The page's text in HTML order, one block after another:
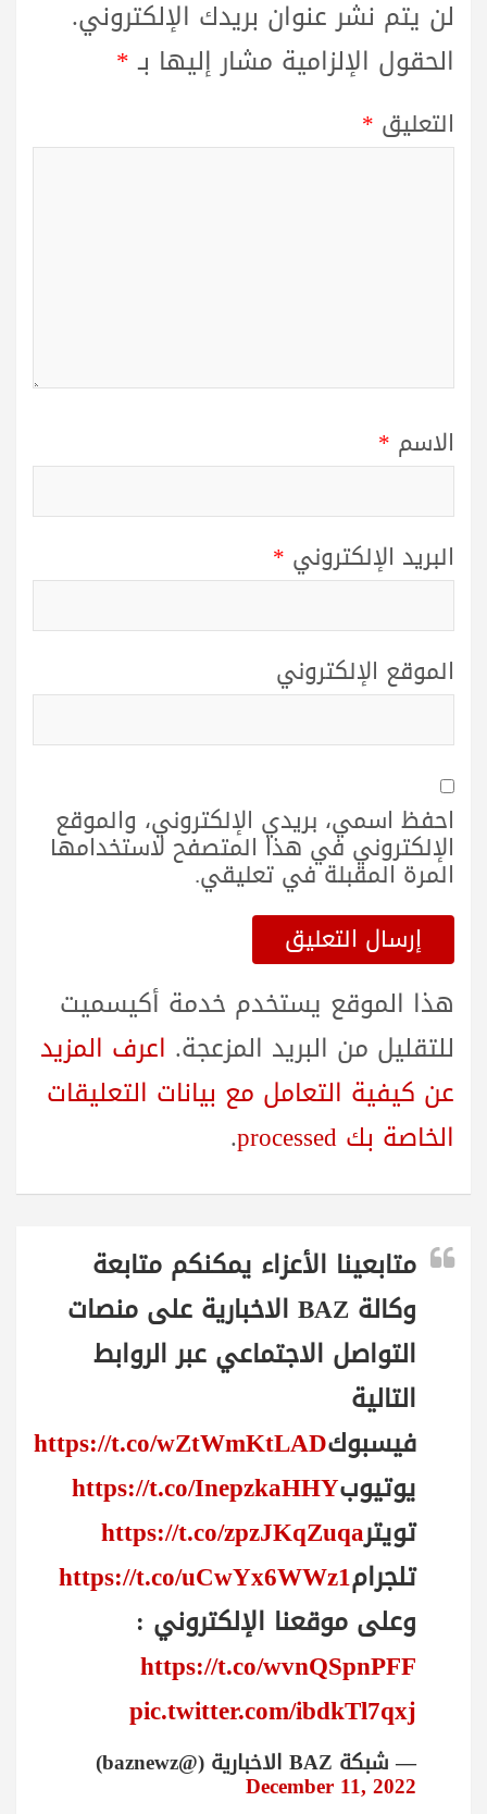
لن يتم نشر عنوان بريدك الإلكتروني.
الحقول الإلزامية مشار إليها بـ*
التعليق *
الاسم *
البريد الإلكتروني *
الموقع الإلكتروني
احفظ اسمي، بريدي الإلكتروني، والموقع
الإلكتروني في هذا المتصفح لاستخدامها
المرة المقبلة في تعليقي.
هذا الموقع يستخدم خدمة أكيسميت
للتقليل من البريد المزعجة. اعرف المزيد
عن كيفية التعامل مع بيانات التعليقات
الخاصة بك processed
.
متابعينا الأعزاء يمكنكم متابعة
وكالة BAZ الاخبارية على منصات
التواصل الاجتماعي عبر الروابط
التالية
فيسبوكhttps://t.co/wZtWmKtLAD
يوتيوبhttps://t.co/InepzkaHHY
تويترhttps://t.co/zpzJKqZuqa
تلجرامhttps://t.co/uCwYx6WWz1
وعلى موقعنا الإلكتروني :
https://t.co/wvnQSpnPFF
pic.twitter.com/ibdkTl7qxj
— شبكة BAZ الاخبارية (@baznewz)
December 11, 2022